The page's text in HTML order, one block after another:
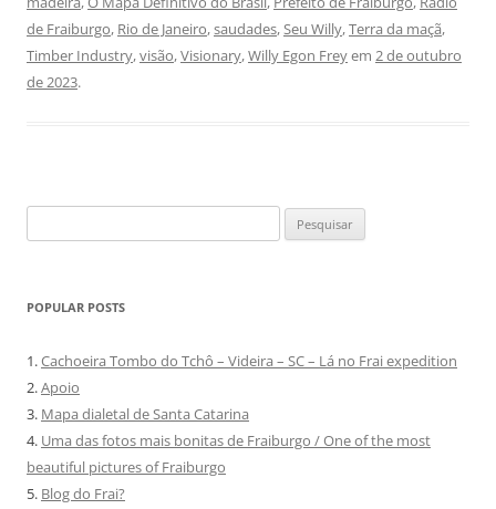
de Fraiburgo, Rio de Janeiro,saudades,Seu Willy,Terra da maçã,
Timber Industry,visão,Visionary,Willy Egon Freyem 2 de outubro
de 2023.
por:
POPULAR POSTS
1.Cachoeira Tombo do Tchô – Videira – SC – Lá no Frai expedition
2.Apoio
3. Mapa dialetal de Santa Catarina
4. Uma das fotos mais bonitas de Fraiburgo / One of the most
beautiful pictures of Fraiburgo
5. Blog do Frai?